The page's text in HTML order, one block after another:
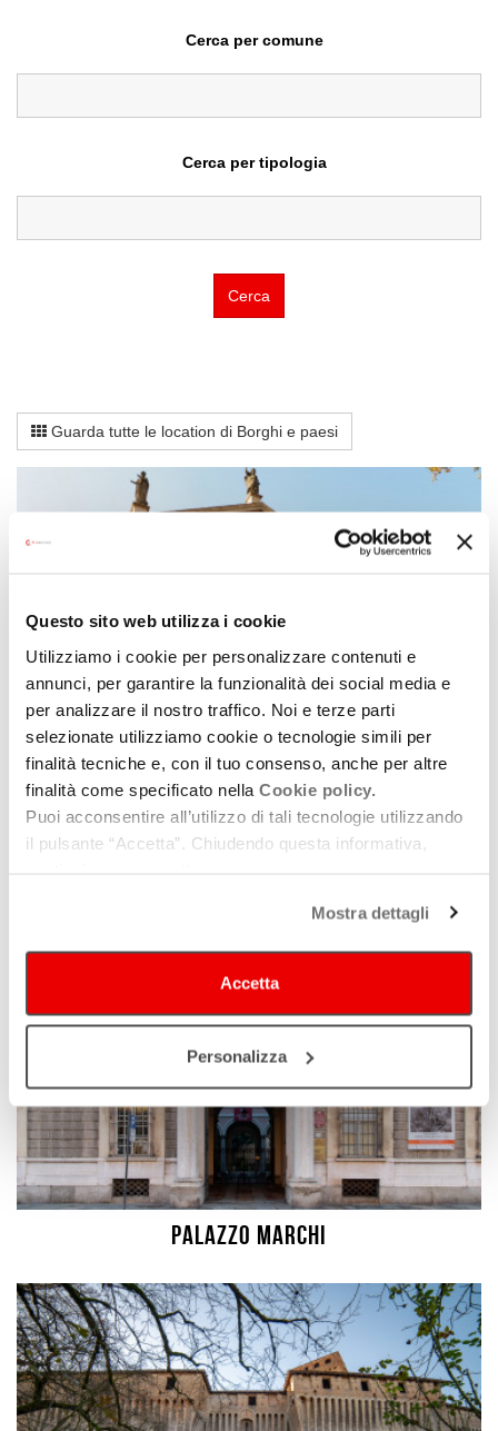
Questo sito web utilizza i cookie
Utilizziamo i cookie per personalizzare contenuti e
annunci, per garantire la funzionalità dei social media e
per analizzare il nostro traffico. Noi e terze parti
selezionate utilizziamo cookie o tecnologie simili per
finalità tecniche e, con il tuo consenso, anche per altre
finalità come specificato nella Cookie policy.
Puoi acconsentire all’utilizzo di tali tecnologie utilizzando
il pulsante “Accetta”. Chiudendo questa informativa,
Mostra dettagli
Accetta
Personalizza
Cerca per comune
Cerca per tipologia
Cerca
Guarda tutte le location di Borghi e paesi
Basilica sconsacrata di Sant'Agostino
Palazzo Marchi